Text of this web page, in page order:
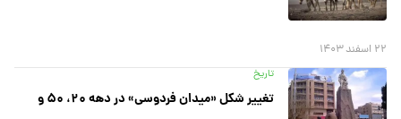
۲۲ اسفند ۱۴۰۳
تاریخ
تغییر شکل «میدان فردوسی» در دهه ۲۰، ۵۰ و